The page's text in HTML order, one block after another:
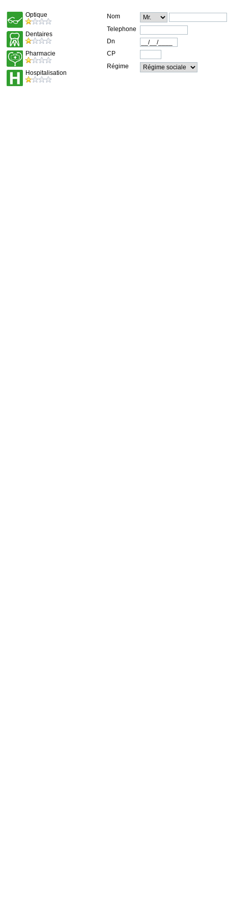
Optique
Dentaires
Pharmacie
Hospitalisation
Nom
Telephone
Dn
CP
Régime